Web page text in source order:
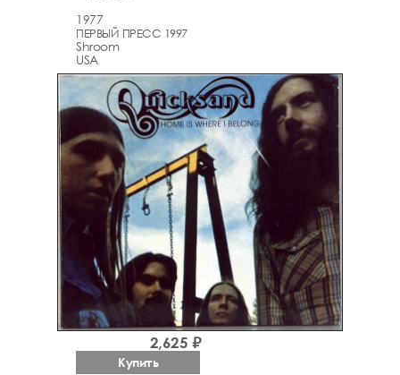
1977
ПЕРВЫЙ ПРЕСС 1997
Shroom
USA
2,625 ₽
Купить